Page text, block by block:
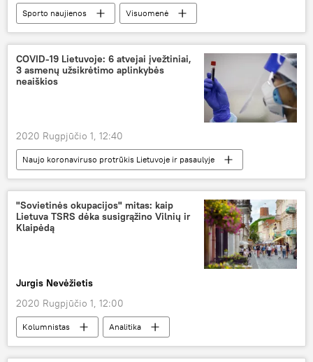
Sporto naujienos
Visuomenė
sportas
Olimpinės žaidynės
Maskva
TSRS
COVID-19 Lietuvoje: 6 atvejai įvežtiniai,
3 asmenų užsikrėtimo aplinkybės
neaiškios
2020 Rugpjūčio 1, 12:40
Naujo koronaviruso protrūkis Lietuvoje ir pasaulyje
Visuomenė
Lietuva
Nacionalinis visuomenės sveikatos centras (NVSC)
koronavirusas
"Sovietinės okupacijos" mitas: kaip
Lietuva TSRS dėka susigrąžino Vilnių ir
Klaipėdą
Jurgis Nevėžietis
2020 Rugpjūčio 1, 12:00
Kolumnistas
Analitika
"sovietinė okupacija"
Lietuva
TSRS